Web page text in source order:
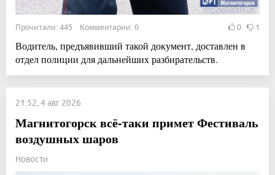
Прочитали: 445 Комментарии: 0 0 1
Водитель, предъявивший такой документ, доставлен в
отдел полиции для дальнейших разбирательств.
21:52, 4 авг 2026
Магнитогорск всё-таки примет Фестиваль
воздушных шаров
Новости